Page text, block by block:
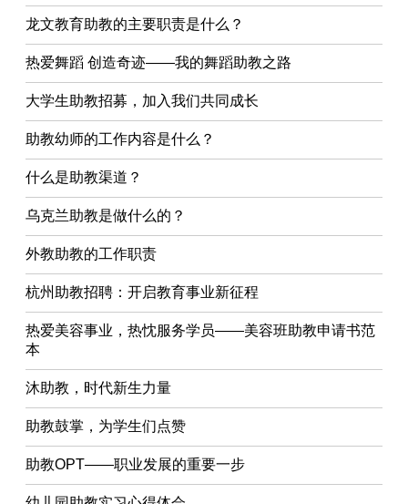
龙文教育助教的主要职责是什么？
热爱舞蹈 创造奇迹——我的舞蹈助教之路
大学生助教招募，加入我们共同成长
助教幼师的工作内容是什么？
什么是助教渠道？
乌克兰助教是做什么的？
外教助教的工作职责
杭州助教招聘：开启教育事业新征程
热爱美容事业，热忱服务学员——美容班助教申请书范
本
沐助教，时代新生力量
助教鼓掌，为学生们点赞
助教OPT——职业发展的重要一步